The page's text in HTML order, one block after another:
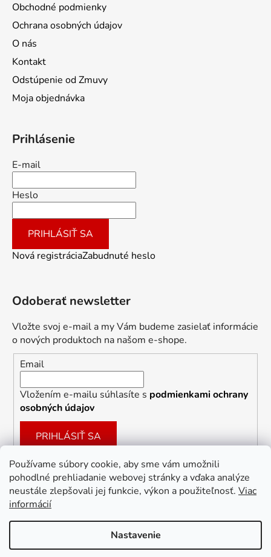
Používame súbory cookie, aby sme vám umožnili
pohodlné prehliadanie webovej stránky a vďaka analýze
neustále zlepšovali jej funkcie, výkon a použiteľnosť. Viac
informácií
Nastavenie
Obchodné podmienky
Ochrana osobných údajov
O nás
Kontakt
Odstúpenie od Zmuvy
Moja objednávka
Prihlásenie
E-mail
Heslo
PRIHLÁSIŤ SA
Nová registráciaZabudnuté heslo
Odoberať newsletter
Vložte svoj e-mail a my Vám budeme zasielať informácie
o nových produktoch na našom e-shope.
Email
Vložením e-mailu súhlasíte s podmienkami ochrany
osobných údajov
PRIHLÁSIŤ SA
Facebook